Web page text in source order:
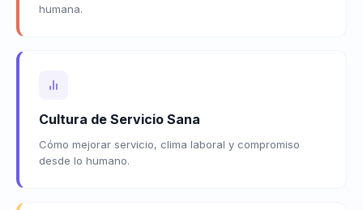
humana.
Cultura de Servicio Sana
Cómo mejorar servicio, clima laboral y compromiso
desde lo humano.